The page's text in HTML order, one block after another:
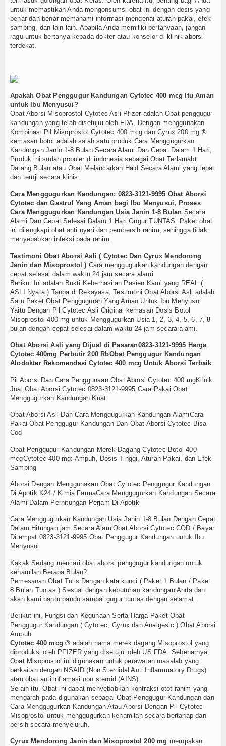
untuk memastikan Anda mengonsumsi obat ini dengan dosis yang
benar dan benar memahami informasi mengenai aturan pakai, efek
samping, dan lain-lain. Apabila Anda memiliki pertanyaan, jangan
ragu untuk bertanya kepada dokter atau konselor di klinik aborsi
terdekat.
Apakah Obat Penggugur Kandungan Cytotec 400 mcg Itu Aman
untuk Ibu Menyusui?
Obat Aborsi Misoprostol Cytotec Asli Pfizer adalah Obat penggugur
kandungan yang telah disetujui oleh FDA, Dengan menggunakan
Kombinasi Pil Misoprostol Cytotec 400 mcg dan Cyrux 200 mg ®
kemasan botol adalah salah satu produk Cara Menggugurkan
Kandungan Janin 1-8 Bulan Secara Alami Dan Cepat Dalam 1 Hari,
Produk ini sudah populer di indonesia sebagai Obat Terlamabt
Datang Bulan atau Obat Melancarkan Haid Secara Alami yang tepat
dan teruji secara klinis.
Cara Menggugurkan Kandungan: 0823-3121-9995 Obat Aborsi
Cytotec dan Gastrul Yang Aman bagi Ibu Menyusui, Proses
Cara Menggugurkan Kandungan Usia Janin 1-8 Bulan Secara
Alami Dan Cepat Selesai Dalam 1 Hari Gugur TUNTAS. Paket obat
ini dilengkapi obat anti nyeri dan pembersih rahim, sehingga tidak
menyebabkan infeksi pada rahim.
Testimoni Obat Aborsi Asli ( Cytotec Dan Cyrux Mendorong
Janin dan Misoprostol ) Cara menggugurkan kandungan dengan
cepat selesai dalam waktu 24 jam secara alami
Berikut Ini adalah Bukti Keberhasilan Pasien Kami yang REAL (
ASLI Nyata ) Tanpa di Rekayasa, Testimoni Obat Aborsi Asli adalah
Satu Paket Obat Pengguguran Yang Aman Untuk Ibu Menyusui
Yaitu Dengan Pil Cytotec Asli Original kemasan Dosis Botol
Misoprostol 400 mg untuk Menggugurkan Usia 1, 2, 3, 4, 5, 6, 7, 8
bulan dengan cepat selesai dalam waktu 24 jam secara alami.
Obat Aborsi Asli yang Dijual di Pasaran0823-3121-9995 Harga
Cytotec 400mg Perbutir 200 RbObat Penggugur Kandungan
Alodokter Rekomendasi Cytotec 400 mcg Untuk Aborsi Terbaik
Pil Aborsi Dan Cara Penggunaan Obat Aborsi Cytotec 400 mgKlinik
Jual Obat Aborsi Cytotec 0823-3121-9995 Cara Pakai Obat
Menggugurkan Kandungan Kuat
Obat Aborsi Asli Dan Cara Menggugurkan Kandungan AlamiCara
Pakai Obat Penggugur Kandungan Dan Obat Aborsi Cytotec Bisa
Cod
Obat Penggugur Kandungan Merek Dagang Cytotec Botol 400
mcgCytotec 400 mg: Ampuh, Dosis Tinggi, Aturan Pakai, dan Efek
Samping
Aborsi Dengan Menggunakan Obat Cytotec Penggugur Kandungan
Di Apotik K24 / Kimia FarmaCara Menggugurkan Kandungan Secara
Alami Dalam Perhitungan Perjam Di Apotik
Cara Menggugurkan Kandungan Usia Janin 1-8 Bulan Dengan Cepat
Dalam Hitungan jam Secara AlamiObat Aborsi Cytotec COD / Bayar
Ditempat 0823-3121-9995 Obat Penggugur Kandungan untuk Ibu
Menyusui
Kakak Sedang mencari obat aborsi penggugur kandungan untuk
kehamilan Berapa Bulan?
Pemesanan Obat Tulis Dengan kata kunci ( Paket 1 Bulan / Paket
8 Bulan Tuntas ) Sesuai dengan kebutuhan kandungan Anda dan
akan kami bantu pandu sampai gugur tuntas dengan selamat.
Berikut ini, Fungsi dan Kegunaan Serta Harga Paket Obat
Penggugur Kandungan ( Cytotec, Cyrux dan Analgesic ) Obat Aborsi
Ampuh
Cytotec 400 mcg ® adalah nama merek dagang Misoprostol yang
diproduksi oleh PFIZER yang disetujui oleh US FDA. Sebenarnya
Obat Misoprostol ini digunakan untuk perawatan masalah yang
berkaitan dengan NSAID (Non Steroidal Anti Inflammatory Drugs)
atau obat anti inflamasi non steroid (AINS).
Selain itu, Obat ini dapat menyebabkan kontraksi otot rahim yang
mengarah pada digunakan sebagai Obat Penggugur Kandungan dan
Cara Menggugurkan Kandungan Atau Aborsi Dengan Pil Cytotec
Misoprostol untuk menggugurkan kehamilan secara bertahap dan
bersih secara menyeluruh.
Cyrux Mendorong Janin dan Misoprostol 200 mg merupakan